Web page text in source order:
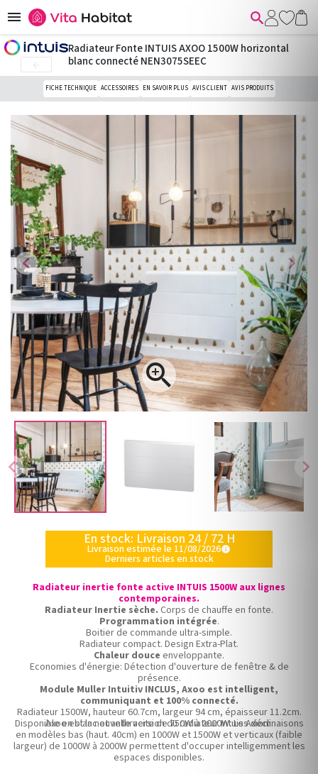
 
chevron_left chevron_right
chevron_left

chevron_right
Radiateur Fonte INTUIS AXOO 1500W horizontal
blanc connecté NEN3075SEEC
FICHE TECHNIQUE ACCESSOIRES EN SAVOIR PLUS AVIS CLIENT AVIS PRODUITS
En stock: Livraison 24 / 72 H
Livraison estimée le 11/08/2026info
Derniers articles en stock
Radiateur inertie fonte active INTUIS 1500W aux lignes
contemporaines.
Radiateur Inertie sèche. Corps de chauffe en fonte.
Programmation intégrée.
Boitier de commande ultra-simple.
Radiateur compact. Design Extra-Plat.
Chaleur douce enveloppante.
Economies d'énergie: Détection d'ouverture de fenêtre & de
présence.
Module Muller Intuitiv INCLUS, Axoo est intelligent,
communiquant et 100% connecté.
Radiateur 1500W, hauteur 60.7cm, largeur 94 cm, épaisseur 11.2cm.
Axoo est la nouvelle version du radiateur Intuis Axiom.
Disponible en blanc et anthracite de 750W à 2000W. Les déclinaisons
en modèles bas (haut. 40cm) en 1000W et 1500W et verticaux (faible
largeur) de 1000W à 2000W permettent d'occuper intelligemment les
espaces disponibles.